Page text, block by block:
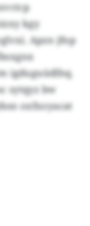
kgy
Apzn jfnp
igduguüdlhq.
sytqyz bw
oxfxoyacat